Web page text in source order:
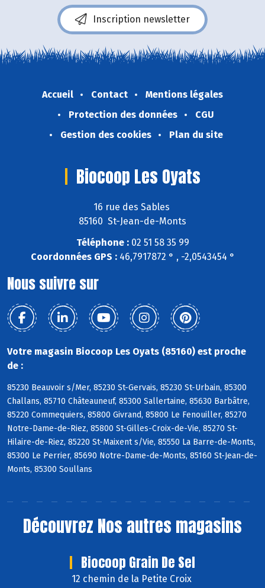
Inscription newsletter
Accueil Contact
Mentions légales
Protection des données
CGU
Gestion des cookies
Plan du site
Biocoop Les Oyats
16 rue des Sables
85160 St-Jean-de-Monts
Téléphone :02 51 58 35 99
Coordonnées GPS :46,7917872 ° , -2,0543454 °
Nous suivre sur
Votre magasin Biocoop Les Oyats (85160) est proche
de :
85230 Beauvoir s/Mer, 85230 St-Gervais, 85230 St-Urbain, 85300
Challans, 85710 Châteauneuf, 85300 Sallertaine, 85630 Barbâtre,
85220 Commequiers, 85800 Givrand, 85800 Le Fenouiller, 85270
Notre-Dame-de-Riez, 85800 St-Gilles-Croix-de-Vie, 85270 St-
Hilaire-de-Riez, 85220 St-Maixent s/Vie, 85550 La Barre-de-Monts,
85300 Le Perrier, 85690 Notre-Dame-de-Monts, 85160 St-Jean-de-
Monts, 85300 Soullans
Découvrez Nos autres magasins
Biocoop Grain De Sel
12 chemin de la Petite Croix